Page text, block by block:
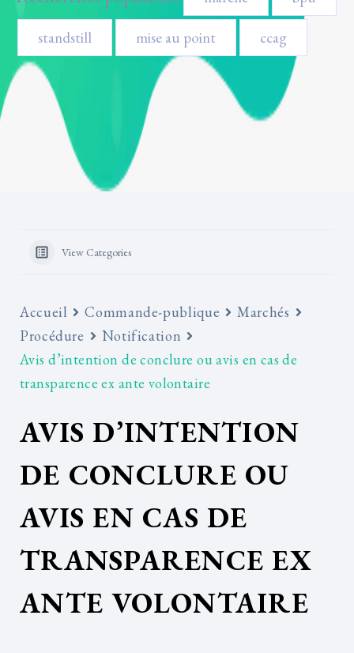
standstill mise au point ccag
View Categories
Accueil Commande-publique
Marchés
Procédure
Notification
Avis d’intention de conclure ou avis en cas de
transparence ex ante volontaire
AVIS D’INTENTION
DE CONCLURE OU
AVIS EN CAS DE
TRANSPARENCE EX
ANTE VOLONTAIRE